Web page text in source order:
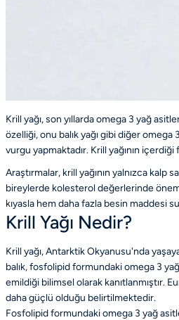
Krill yağı, son yıllarda omega 3 yağ
özelliği, onu balık yağı gibi diğer
vurgu yapmaktadır. Krill yağının
Araştırmalar, krill yağının yalnızca
bireylerde kolesterol değerlerinde
kıyasla hem daha fazla besin maddesi
Krill Yağı Nedir?
Krill yağı, Antarktik Okyanusu'nda
balık, fosfolipid formundaki omega 3
emildiği bilimsel olarak kanıtlanmıştır.
daha güçlü olduğu belirtilmektedir.
Fosfolipid formundaki omega 3 yağ